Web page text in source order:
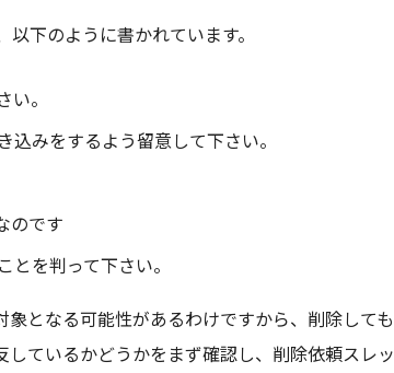
下のように書かれています。
。
みをするよう留意して下さい。
のです
を判って下さい。
となる可能性があるわけですから、削除しても
ているかどうかをまず確認し、削除依頼スレッ